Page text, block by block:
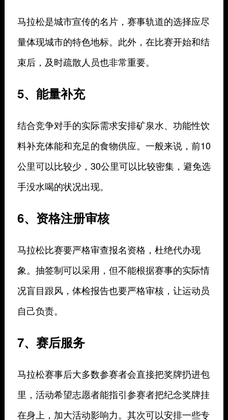
马拉松是城市宣传的名片，赛事轨道的选择应尽
量体现城市的特色地标。此外，在比赛开始和结
束后，及时疏散人员也非常重要。
5、能量补充
结合竞争对手的实际需求安排矿泉水、功能性饮
料补充体能和充足的食物供应。一般来说，前10
公里可以比较少，30公里可以比较密集，避免选
手没水喝的状况出现。
6、资格注册审核
马拉松比赛要严格审查报名资格，杜绝代办现
象。抽签制可以采用，但不能根据赛事的实际情
况盲目跟风，体检报告也要严格审核，让运动员
自己负责。
7、赛后服务
马拉松赛事后大多数参赛者会直接把奖牌扔进包
里，活动希望志愿者能指引参赛者把纪念奖牌挂
在身上，加大活动影响力。其次可以安排一些专